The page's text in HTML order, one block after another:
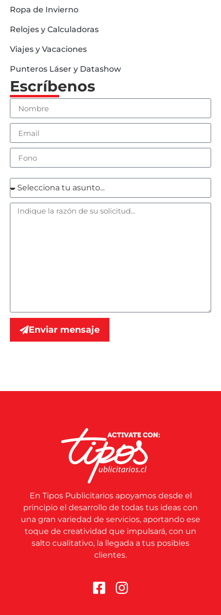
Ropa de Invierno
Relojes y Calculadoras
Viajes y Vacaciones
Punteros Láser y Datashow
Escríbenos
Enviar mensaje
En Tipos Publicitarios apoyamos desde el
principio el desarrollo de todas tus ideas con
una gran variedad de servicios, aportando ese
toque de creatividad que impulsará, con un
salto cualitativo, la llegada a tus posibles
clientes.